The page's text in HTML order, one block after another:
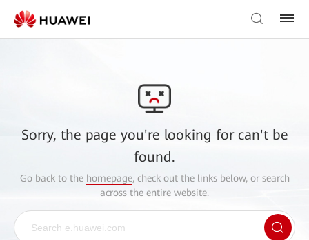
Sorry, the page you're looking for can't be
found.
Go back to the homepage, check out the links below, or search
across the entire website.